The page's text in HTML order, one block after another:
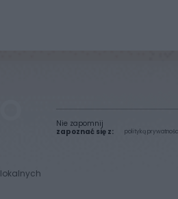
lokalnych
Nie zapomnij
zapoznać się z:
polityką